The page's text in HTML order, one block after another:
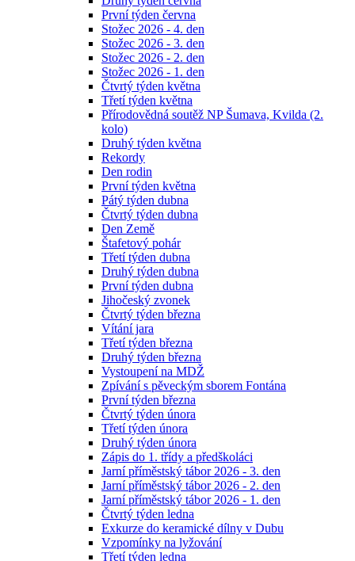
První týden června
Stožec 2026 - 4. den
Stožec 2026 - 3. den
Stožec 2026 - 2. den
Stožec 2026 - 1. den
Čtvrtý týden května
Třetí týden května
Přírodovědná soutěž NP Šumava, Kvilda (2.
kolo)
Druhý týden května
Rekordy
Den rodin
První týden května
Pátý týden dubna
Čtvrtý týden dubna
Den Země
Štafetový pohár
Třetí týden dubna
Druhý týden dubna
První týden dubna
Jihočeský zvonek
Čtvrtý týden března
Vítání jara
Třetí týden března
Druhý týden března
Vystoupení na MDŽ
Zpívání s pěveckým sborem Fontána
První týden března
Čtvrtý týden února
Třetí týden února
Druhý týden února
Zápis do 1. třídy a předškoláci
Jarní příměstský tábor 2026 - 3. den
Jarní příměstský tábor 2026 - 2. den
Jarní příměstský tábor 2026 - 1. den
Čtvrtý týden ledna
Exkurze do keramické dílny v Dubu
Vzpomínky na lyžování
Třetí týden ledna